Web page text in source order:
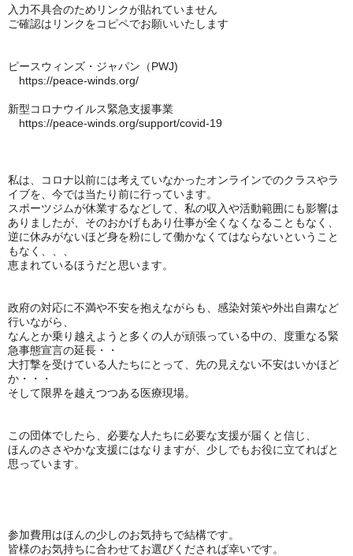
入力不具合のためリンクが貼れていません
ご確認はリンクをコピペでお願いいたします
ピースウィンズ・ジャパン（PWJ)
https://peace-winds.org/
新型コロナウイルス緊急支援事業
https://peace-winds.org/support/covid-19
私は、コロナ以前には考えていなかったオンラインでのクラスやラ
イブを、今では当たり前に行っています。
スポーツジムが休業するなどして、私の収入や活動範囲にも影響は
ありましたが、そのおかげもあり仕事が全くなくなることもなく、
逆に休みがないほど身を粉にして働かなくてはならないということ
もなく、、、
恵まれているほうだと思います。
政府の対応に不満や不安を抱えながらも、感染対策や外出自粛など
行いながら、
なんとか乗り越えようと多くの人が頑張っている中の、度重なる緊
急事態宣言の延長・・
大打撃を受けている人たちにとって、先の見えない不安はいかほど
か・・・
そして限界を越えつつある医療現場。
この団体でしたら、必要な人たちに必要な支援が届くと信じ、
ほんのささやかな支援にはなりますが、少しでもお役に立てればと
思っています。
参加費用はほんの少しのお気持ちで結構です。
皆様のお気持ちに合わせてお選びくだされば幸いです。